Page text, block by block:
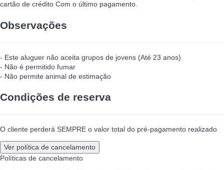
cartão de crédito Com o último pagamento.
Observações
- Este aluguer não aceita grupos de jovens (Até 23 anos)
- Não é permitido fumar
- Não permite animal de estimação
Condições de reserva
O cliente perderá SEMPRE o valor total do pré-pagamento realizado
Ver política de cancelamento
Políticas de cancelamento